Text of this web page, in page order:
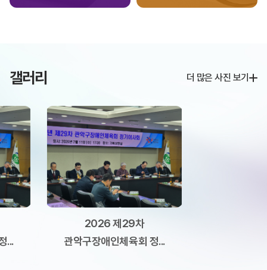
갤러리 더 많은 사진 보기
2026 제29차
관악구장애인체육회 정...